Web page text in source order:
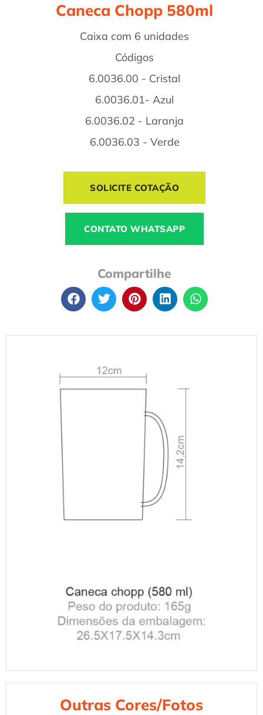
Caneca Chopp 580ml
Caixa com 6 unidades
Códigos
6.0036.00 - Cristal
6.0036.01- Azul
6.0036.02 - Laranja
6.0036.03 - Verde
SOLICITE COTAÇÃO
CONTATO WHATSAPP
Compartilhe
Outras Cores/Fotos